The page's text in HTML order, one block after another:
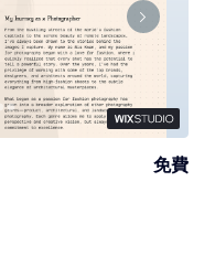
免費